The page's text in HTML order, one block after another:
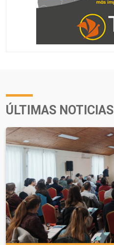
ÚLTIMAS NOTICIAS